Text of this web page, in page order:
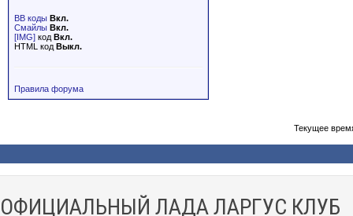
BB коды Вкл.
Смайлы Вкл.
[IMG] код Вкл.
HTML код Выкл.
Правила форума
Текущее
ОФИЦИАЛЬНЫЙ ЛАДА ЛАРГУС КЛУБ